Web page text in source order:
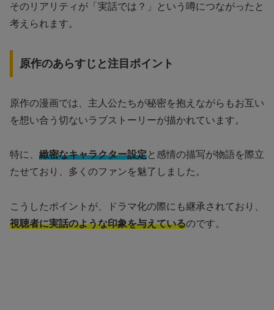
そのリアリティが「実話では？」という噂につながったと
考えられます。
原作のあらすじと注目ポイント
原作の漫画では、主人公たちが秘密を抱えながらもお互い
を想い合う切ないラブストーリーが描かれています。
特に、 緻密なキャラクター設定と感情の描写が物語を際立
たせており、多くのファンを魅了しました。
こうしたポイントが、ドラマ化の際にも継承されており、
視聴者に実話のような印象を与えているのです。